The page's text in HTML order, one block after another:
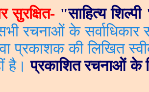
सुरक्षित- "साहित्य शिल्पी
रचनाओं के
प्रकाशक की लिखित
है। प्रकाशित रचनाओं के